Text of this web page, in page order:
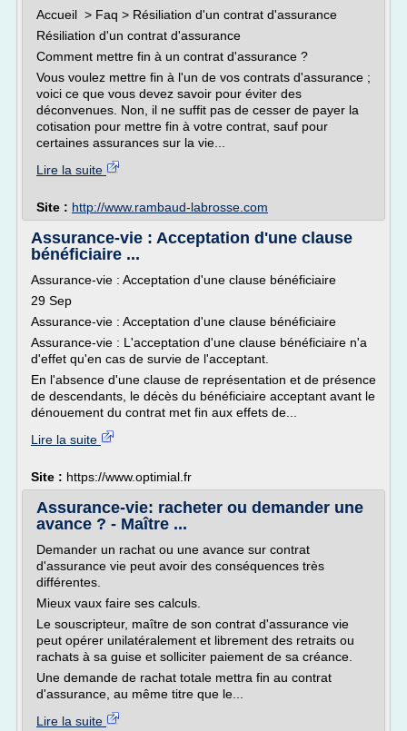
Accueil > Faq > Résiliation d'un contrat d'assurance
Résiliation d'un contrat d'assurance
Comment mettre fin à un contrat d'assurance ?
Vous voulez mettre fin à l'un de vos contrats d'assurance ;
voici ce que vous devez savoir pour éviter des
déconvenues. Non, il ne suffit pas de cesser de payer la
cotisation pour mettre fin à votre contrat, sauf pour
certaines assurances sur la vie...
Lire la suite
Site : http://www.rambaud-labrosse.com
Assurance-vie : Acceptation d'une clause
bénéficiaire ...
Assurance-vie : Acceptation d'une clause bénéficiaire
29 Sep
Assurance-vie : Acceptation d'une clause bénéficiaire
Assurance-vie : L'acceptation d'une clause bénéficiaire n'a
d'effet qu'en cas de survie de l'acceptant.
En l'absence d'une clause de représentation et de présence
de descendants, le décès du bénéficiaire acceptant avant le
dénouement du contrat met fin aux effets de...
Lire la suite
Site : https://www.optimial.fr
Assurance-vie: racheter ou demander une
avance ? - Maître ...
Demander un rachat ou une avance sur contrat
d'assurance vie peut avoir des conséquences très
différentes.
Mieux vaux faire ses calculs.
Le souscripteur, maître de son contrat d'assurance vie
peut opérer unilatéralement et librement des retraits ou
rachats à sa guise et solliciter paiement de sa créance.
Une demande de rachat totale mettra fin au contrat
d'assurance, au même titre que le...
Lire la suite